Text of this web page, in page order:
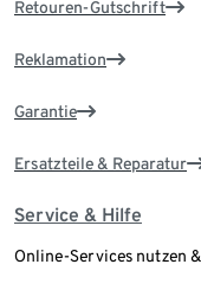
Retouren-Gutschrift
Reklamation
Garantie
Ersatzteile & Reparatur
Service & Hilfe
Online-Services nutzen